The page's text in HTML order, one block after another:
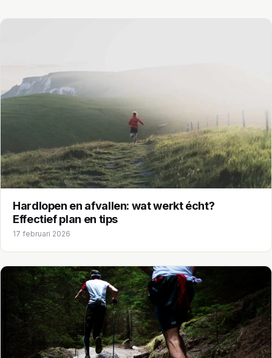
Hardlopen en afvallen: wat werkt écht?
Effectief plan en tips
17 februari 2026